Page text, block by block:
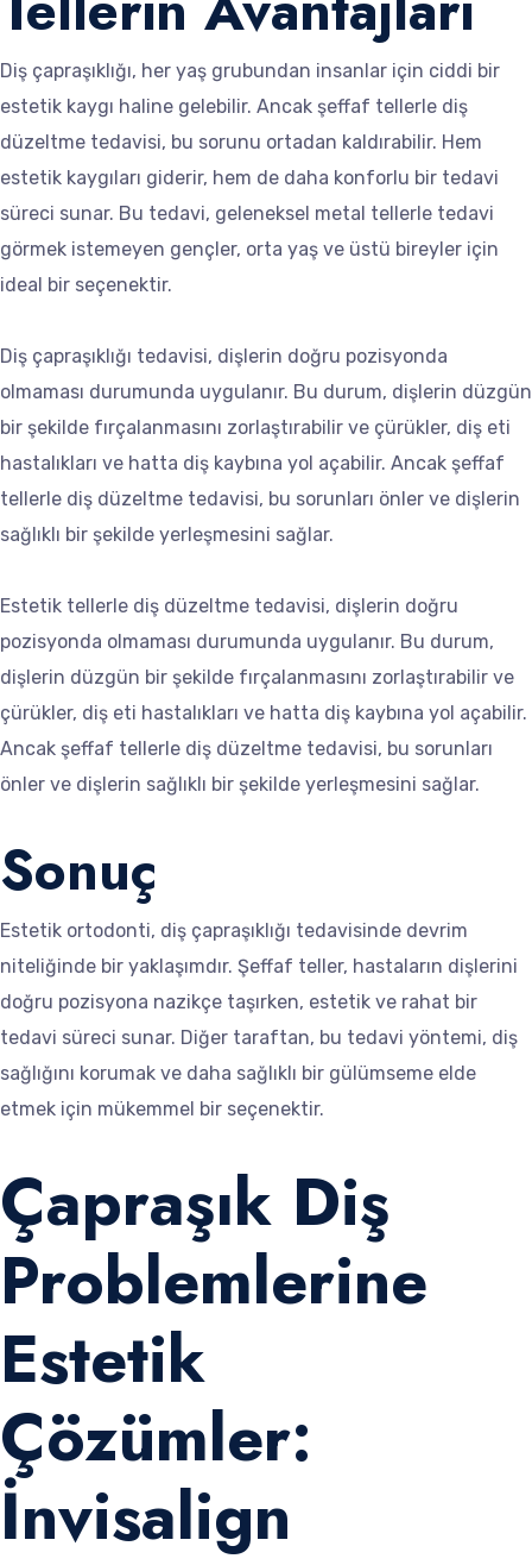
Diş çapraşıklığı, her yaş grubundan insanlar için ciddi bir
estetik kaygı haline gelebilir. Ancak şeffaf tellerle diş
düzeltme tedavisi, bu sorunu ortadan kaldırabilir. Hem
estetik kaygıları giderir, hem de daha konforlu bir tedavi
süreci sunar. Bu tedavi, geleneksel metal tellerle tedavi
görmek istemeyen gençler, orta yaş ve üstü bireyler için
ideal bir seçenektir.
Diş çapraşıklığı tedavisi, dişlerin doğru pozisyonda
olmaması durumunda uygulanır. Bu durum, dişlerin düzgün
bir şekilde fırçalanmasını zorlaştırabilir ve çürükler, diş eti
hastalıkları ve hatta diş kaybına yol açabilir. Ancak şeffaf
tellerle diş düzeltme tedavisi, bu sorunları önler ve dişlerin
sağlıklı bir şekilde yerleşmesini sağlar.
Estetik tellerle diş düzeltme tedavisi, dişlerin doğru
pozisyonda olmaması durumunda uygulanır. Bu durum,
dişlerin düzgün bir şekilde fırçalanmasını zorlaştırabilir ve
çürükler, diş eti hastalıkları ve hatta diş kaybına yol açabilir.
Ancak şeffaf tellerle diş düzeltme tedavisi, bu sorunları
önler ve dişlerin sağlıklı bir şekilde yerleşmesini sağlar.
Sonuç
Estetik ortodonti, diş çapraşıklığı tedavisinde devrim
niteliğinde bir yaklaşımdır. Şeffaf teller, hastaların dişlerini
doğru pozisyona nazikçe taşırken, estetik ve rahat bir
tedavi süreci sunar. Diğer taraftan, bu tedavi yöntemi, diş
sağlığını korumak ve daha sağlıklı bir gülümseme elde
etmek için mükemmel bir seçenektir.
Çapraşık Diş
Problemlerine
Estetik
Çözümler:
İnvisalign